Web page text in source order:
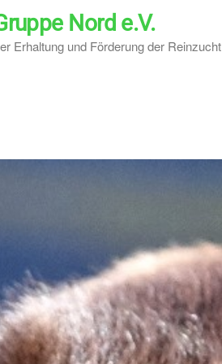
Nord e.V.
Erhaltung und Förderung der Reinzucht